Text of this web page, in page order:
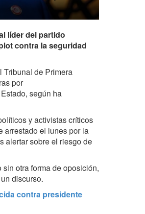
líder del partido
contra la seguridad
Tribunal de Primera
por
según ha
y activistas críticos
arrestado el lunes por la
alertar sobre el riesgo de
otra forma de oposición,
discurso.
contra presidente